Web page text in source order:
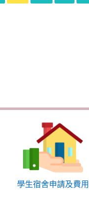
學生宿舍申請及費用